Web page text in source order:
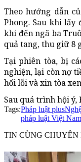
Theo hướng dẫn
Phong. Sau khi lấy
khi đến ngã ba
quả tang, thu giữ 8
Tại phiên tòa, bị
nghiện, lại còn nợ
hối lỗi và xin tòa
Sau quá trình hội ý,
Tags:Pháp luật plus
pháp luật Việt Nam
TIN CÙNG CHUYÊN